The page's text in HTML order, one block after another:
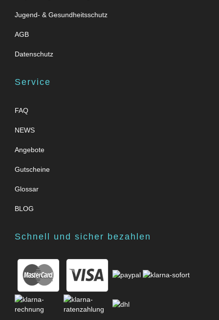
Jugend- & Gesundheitsschutz
AGB
Datenschutz
Service
FAQ
NEWS
Angebote
Gutscheine
Glossar
BLOG
Schnell und sicher bezahlen